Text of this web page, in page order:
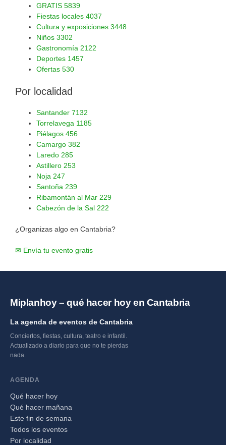
GRATIS 5839
Fiestas locales 4037
Cultura y exposiciones 3448
Niños 3302
Gastronomía 2122
Deportes 1457
Ofertas 530
Por localidad
Santander 7132
Torrelavega 1185
Piélagos 456
Camargo 382
Laredo 285
Astillero 253
Noja 247
Santoña 239
Ribamontán al Mar 229
Cabezón de la Sal 222
¿Organizas algo en Cantabria?
✉ Envía tu evento gratis
Miplanhoy – qué hacer hoy en Cantabria
La agenda de eventos de Cantabria
Conciertos, fiestas, cultura, teatro e infantil.
Actualizado a diario para que no te pierdas
nada.
AGENDA
Qué hacer hoy
Qué hacer mañana
Este fin de semana
Todos los eventos
Por localidad